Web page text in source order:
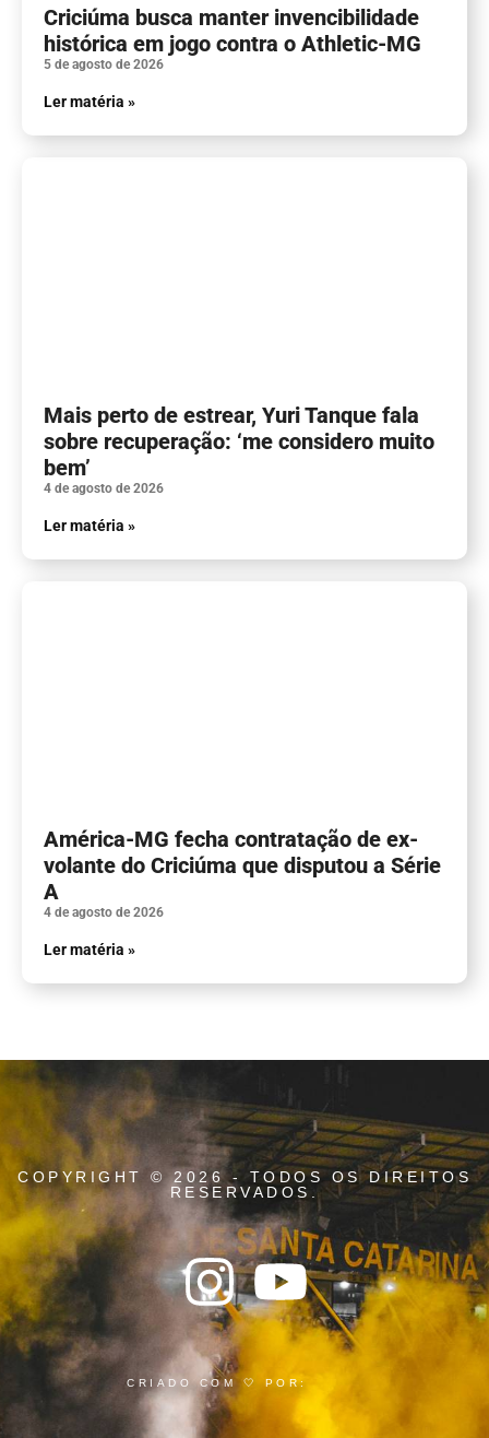
Criciúma busca manter invencibilidade
histórica em jogo contra o Athletic-MG
5 de agosto de 2026
Ler matéria »
Mais perto de estrear, Yuri Tanque fala
sobre recuperação: ‘me considero muito
bem’
4 de agosto de 2026
Ler matéria »
América-MG fecha contratação de ex-
volante do Criciúma que disputou a Série
A
4 de agosto de 2026
Ler matéria »
COPYRIGHT © 2026 - TODOS OS DIREITOS
RESERVADOS.
CRIADO COM 🤍 POR: